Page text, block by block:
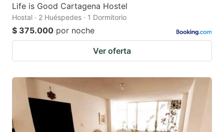
Life is Good Cartagena Hostel
Hostal · 2 Huéspedes · 1 Dormitorio
$ 375.000 por noche
Ver oferta